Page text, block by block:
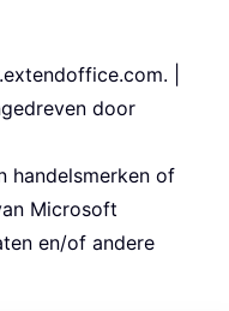
|
door
handelsmerken of
Microsoft
en/of andere